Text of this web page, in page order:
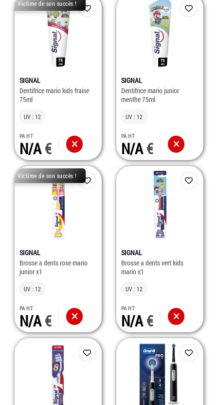
Victime de son succès !
SIGNAL
Dentifrice mario kids fraise
75ml
UV : 12
PA HT
N/A
SIGNAL
Dentifrice mario junior
menthe 75ml
UV : 12
PA HT
N/A
Victime de son succès !
SIGNAL
Brosse a dents rose mario
junior x1
UV : 12
PA HT
N/A
SIGNAL
Brosse a dents vert kids
mario x1
UV : 12
PA HT
N/A